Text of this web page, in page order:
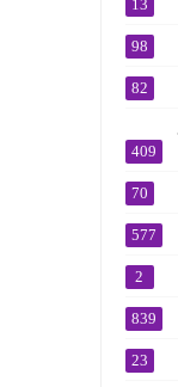
13
98
82
409
70
577
2
839
23